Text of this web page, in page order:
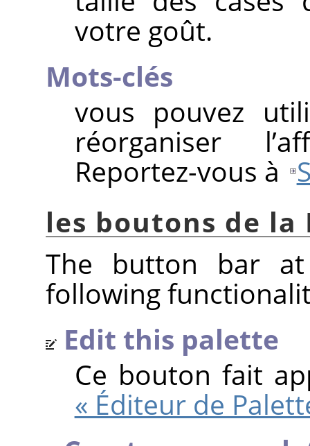
votre goût.
Mots-clés
vous pouvez
réorganiser
Reportez-vous à
les boutons de
The button bar
following
Edit this palette
Ce bouton fait
« Éditeur de